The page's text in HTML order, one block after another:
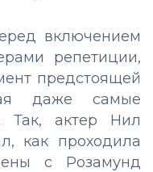
включением
репетиции,
предстоящей
даже самые
Так, актер Нил
как проходила
с Розамунд